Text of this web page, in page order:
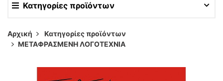
Κατηγορίες προϊόντων
Αρχική
Κατηγορίες προϊόντων
ΜΕΤΑΦΡΑΣΜΕΝΗ ΛΟΓΟΤΕΧΝΙΑ